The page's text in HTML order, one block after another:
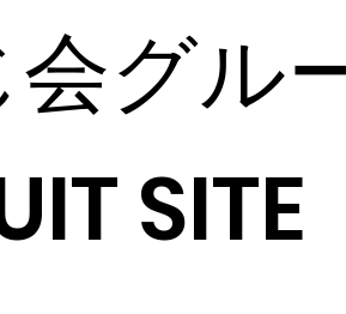
会グル
SITE